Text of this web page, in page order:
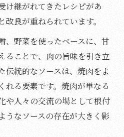
け継がれてきたレシピがあ
良が重ねられています。
、野菜を使ったベースに、甘
ることで、肉の旨味を引き立
伝統的なソースは、焼肉をよ
れる要素です。焼肉が単なる
や人々の交流の場として根付
うなソースの存在が大きく影